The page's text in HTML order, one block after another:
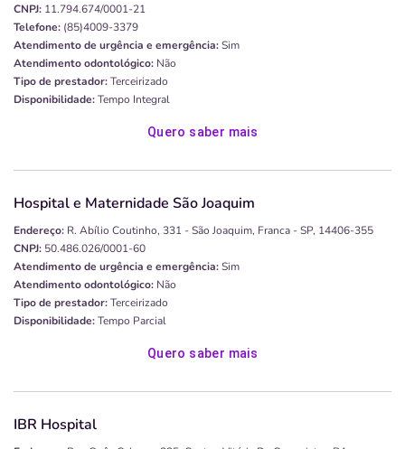
CNPJ: 11.794.674/0001-21
Telefone: (85)4009-3379
Atendimento de urgência e emergência:Sim
Atendimento odontológico: Não
Tipo de prestador:Terceirizado
Disponibilidade:Tempo Integral
Quero saber mais
Hospital e Maternidade São Joaquim
Endereço: R. Abílio Coutinho, 331 - São Joaquim, Franca - SP, 14406-355
CNPJ: 50.486.026/0001-60
Atendimento de urgência e emergência:Sim
Atendimento odontológico: Não
Tipo de prestador:Terceirizado
Disponibilidade:Tempo Parcial
Quero saber mais
IBR Hospital